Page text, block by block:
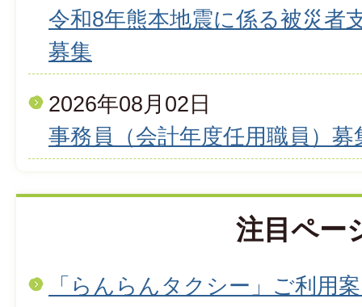
令和8年熊本地震に係る被災者
募集
2026年08月02日
事務員（会計年度任用職員）募
注目ペー
「らんらんタクシー」ご利用